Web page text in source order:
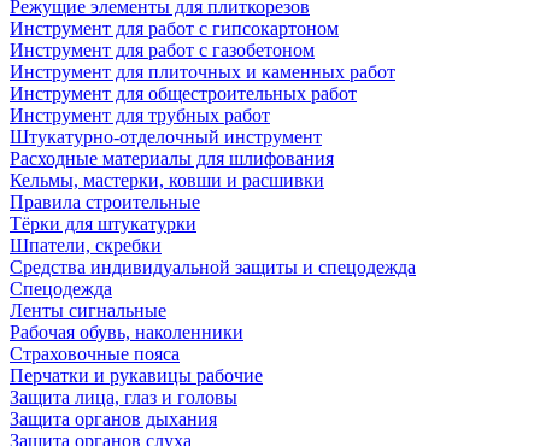
Режущие элементы для плиткорезов
Инструмент для работ с гипсокартоном
Инструмент для работ с газобетоном
Инструмент для плиточных и каменных работ
Инструмент для общестроительных работ
Инструмент для трубных работ
Штукатурно-отделочный инструмент
Расходные материалы для шлифования
Кельмы, мастерки, ковши и расшивки
Правила строительные
Тёрки для штукатурки
Шпатели, скребки
Средства индивидуальной защиты и спецодежда
Спецодежда
Ленты сигнальные
Рабочая обувь, наколенники
Страховочные пояса
Перчатки и рукавицы рабочие
Защита лица, глаз и головы
Защита органов дыхания
Защита органов слуха